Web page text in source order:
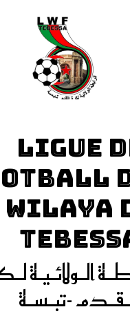
LIGUE
WILAYA
الـولائـيـة
-تبـسـة